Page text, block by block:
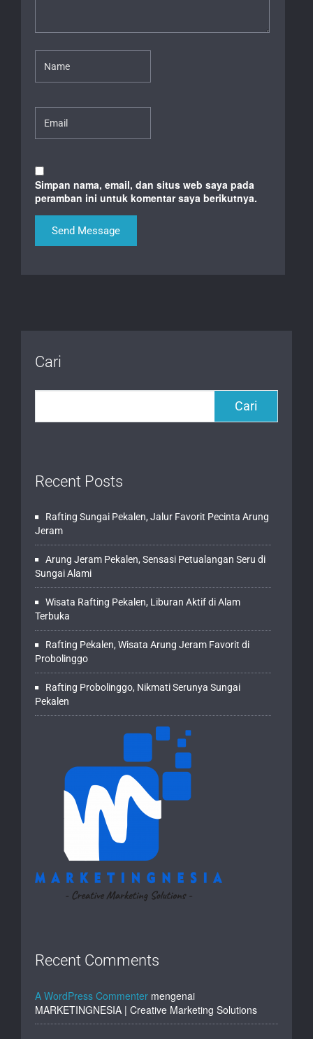
Simpan nama, email, dan situs web saya pada
peramban ini untuk komentar saya berikutnya.
Cari
Cari
Recent Posts
Rafting Sungai Pekalen, Jalur Favorit Pecinta Arung
Jeram
Arung Jeram Pekalen, Sensasi Petualangan Seru di
Sungai Alami
Wisata Rafting Pekalen, Liburan Aktif di Alam
Terbuka
Rafting Pekalen, Wisata Arung Jeram Favorit di
Probolinggo
Rafting Probolinggo, Nikmati Serunya Sungai
Pekalen
Recent Comments
A WordPress Commenter mengenai
MARKETINGNESIA | Creative Marketing Solutions